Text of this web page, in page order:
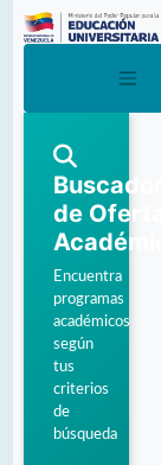
Buscador
de Oferta
Encuentra
programas
académicos
según
tus
criterios
de
búsqueda